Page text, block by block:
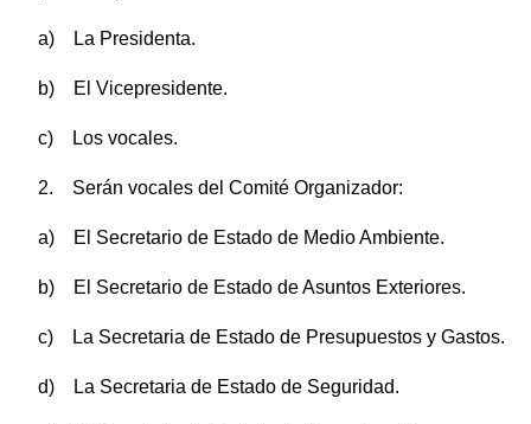
a) La Presidenta.
b) El Vicepresidente.
c) Los vocales.
2. Serán vocales del Comité Organizador:
a) El Secretario de Estado de Medio Ambiente.
b) El Secretario de Estado de Asuntos Exteriores.
c) La Secretaria de Estado de Presupuestos y Gastos.
d) La Secretaria de Estado de Seguridad.